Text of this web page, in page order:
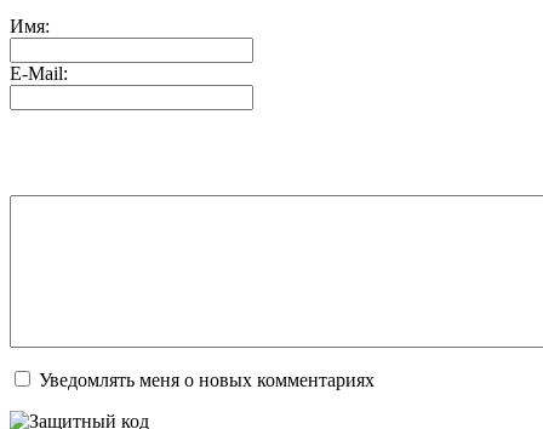
Имя:
E-Mail:
Уведомлять меня о новых комментариях